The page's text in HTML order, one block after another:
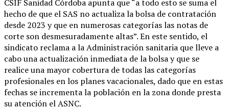
CSIF Sanidad Córdoba apunta que “a todo esto se suma el
hecho de que el SAS no actualiza la bolsa de contratación
desde 2023 y que en numerosas categorías las notas de
corte son desmesuradamente altas”. En este sentido, el
sindicato reclama a la Administración sanitaria que lleve a
cabo una actualización inmediata de la bolsa y que se
realice una mayor cobertura de todas las categorías
profesionales en los planes vacacionales, dado que en estas
fechas se incrementa la población en la zona donde presta
su atención el ASNC.